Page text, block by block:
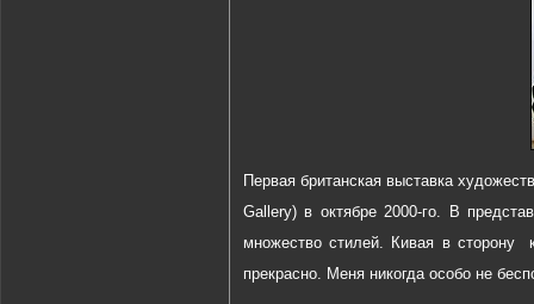
Первая британская выставка
Gallery) в октябре 2000-го. В
множество стилей. Кивая в сторону
прекрасно. Меня никогда особо не